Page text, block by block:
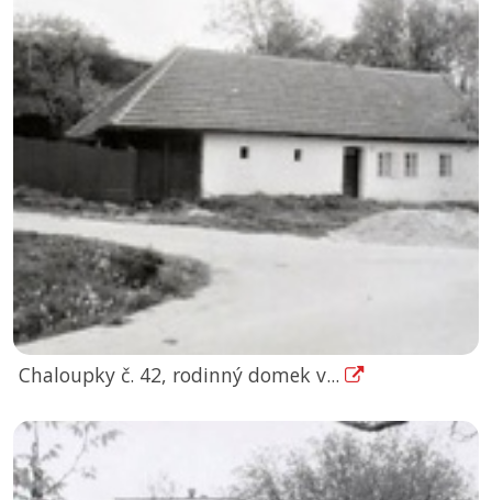
Chaloupky č. 42, rodinný domek v...